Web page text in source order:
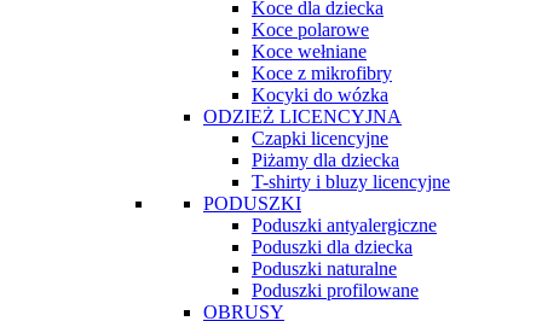
Koce dla dziecka
Koce polarowe
Koce wełniane
Koce z mikrofibry
Kocyki do wózka
ODZIEŻ LICENCYJNA
Czapki licencyjne
Piżamy dla dziecka
T-shirty i bluzy licencyjne
PODUSZKI
Poduszki antyalergiczne
Poduszki dla dziecka
Poduszki naturalne
Poduszki profilowane
OBRUSY